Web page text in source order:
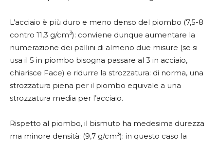
L’acciaio è più duro e meno denso del piombo (7,5-8
contro 11,3 g/cm3): conviene dunque aumentare la
numerazione dei pallini di almeno due misure (se si
usa il 5 in piombo bisogna passare al 3 in acciaio,
chiarisce Face) e ridurre la strozzatura: di norma, una
strozzatura piena per il piombo equivale a una
strozzatura media per l’acciaio.
Rispetto al piombo, il bismuto ha medesima durezza
ma minore densità: (9,7 g/cm3): in questo caso la